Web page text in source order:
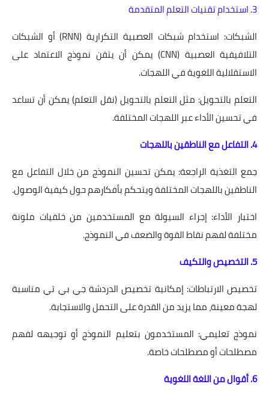
3. استخدام تقنيات التعلم المتقدمة
الشبكات: استخدام شبكات العصبية التكرارية (RNN) أو الشبكات
التلافيفية العصبية (CNN) يمكن أن يتقن نموذج الاعتماد على
الاستقلالية اللغوية في اللهجات.
التعلم بالتحويل: مثل التعلم بالتحويل (نقل التعلم) يمكن أن تساعد
في تحسين الأداء عبر اللهجات المختلفة.
4. التفاعل مع الناطقين باللهجات
جمع التغذية الراجعة: يمكن تحسين النموذج من خلال التفاعل مع
الناطقين باللهجات المختلفة ويتحكم بأفكارهم حول كيفية الوصول.
اختبار الأداء: إجراء السيولة مع المستخدمين من خلفيات ملونة
مختلفة لفهم نقاط القوة والضعف في النموذج.
5. التخصيص والتكيف
تخصيص الارتباطات: إمكانية تخصيص الدردشة جي بي تي مناسبة
لهجة معينة، مما يزيد من القدرة على التحمل والاستجابة.
نموذج تعليمي: المستخدمون بتعليم النموذج أو توجيهه لفهم
مصطلحات أو مصطلحات خاصة.
6. أقوال من اللغة اللغوية